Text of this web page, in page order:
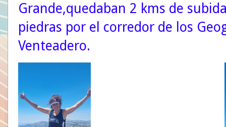
Grande,quedaban 2 kms de
piedras por el corredor de los
Venteadero.